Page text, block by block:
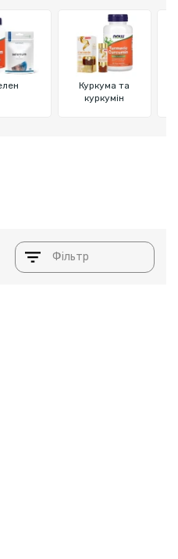
підтримати здоров'я серця
Куркума та
куркумін
Фільтр